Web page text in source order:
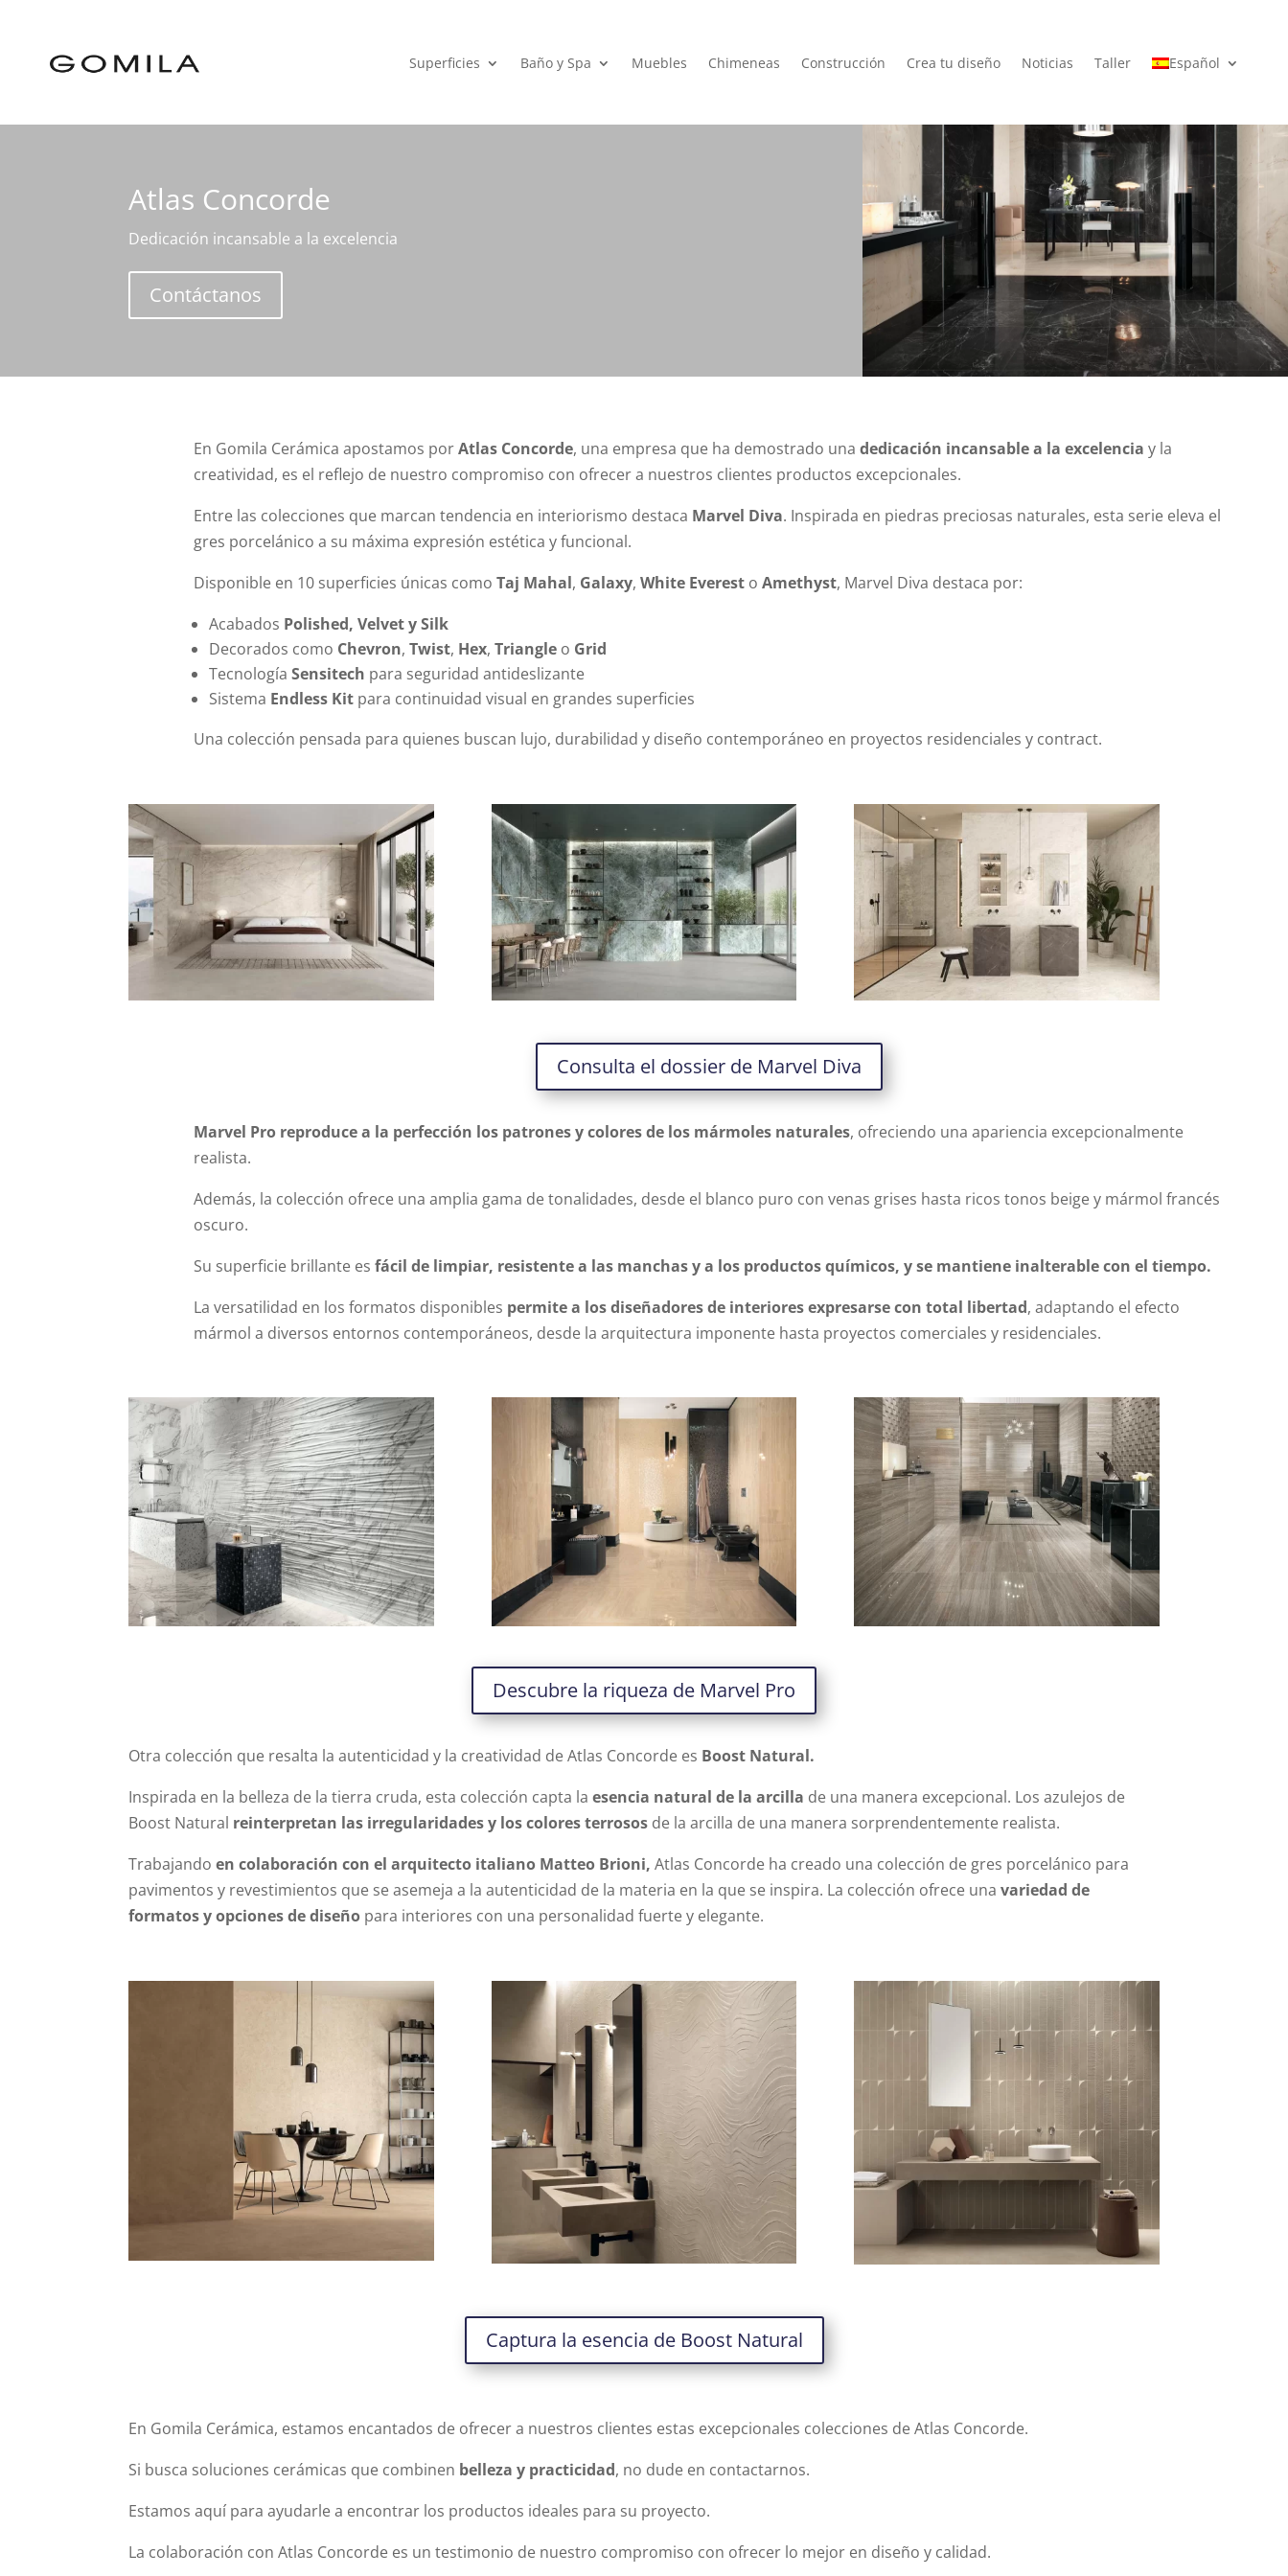
Superficies Baño y Spa Muebles Chimeneas Construcción Crea tu diseño Noticias Taller Español
Atlas Concorde
Dedicación incansable a la excelencia
Contáctanos
En Gomila Cerámica apostamos porAtlas Concorde, una empresa que ha demostrado una dedicación incansable a la excelencia y la
creatividad, es el reflejo de nuestro compromiso con ofrecer a nuestros clientes productos excepcionales.
Entre las colecciones que marcan tendencia en interiorismo destaca Marvel Diva. Inspirada en piedras preciosas naturales, esta serie eleva el
gres porcelánico a su máxima expresión estética y funcional.
Disponible en 10 superficies únicas como Taj Mahal, Galaxy, White Everest o Amethyst, Marvel Diva destaca por:
Acabados Polished, Velvet y Silk
Decorados como Chevron, Twist, Hex, Triangle o Grid
Tecnología Sensitech para seguridad antideslizante
Sistema Endless Kit para continuidad visual en grandes superficies
Una colección pensada para quienes buscan lujo, durabilidad y diseño contemporáneo en proyectos residenciales y contract.
Consulta el dossier de Marvel Diva
Marvel Pro reproduce a la perfección los patrones y colores de los mármoles naturales, ofreciendo una apariencia excepcionalmente
realista.
Además, la colección ofrece una amplia gama de tonalidades, desde el blanco puro con venas grises hasta ricos tonos beige y mármol francés
oscuro.
Su superficie brillante es fácil de limpiar, resistente a las manchas y a los productos químicos, y se mantiene inalterable con el tiempo.
La versatilidad en los formatos disponibles permite a los diseñadores de interiores expresarse con total libertad, adaptando el efecto
mármol a diversos entornos contemporáneos, desde la arquitectura imponente hasta proyectos comerciales y residenciales.
Descubre la riqueza de Marvel Pro
Otra colección que resalta la autenticidad y la creatividad de Atlas Concorde es Boost Natural.
Inspirada en la belleza de la tierra cruda, esta colección capta laesencia natural de la arcilla de una manera excepcional. Los azulejos de
Boost Natural reinterpretan las irregularidades y los colores terrosos de la arcilla de una manera sorprendentemente realista.
Trabajandoen colaboración con el arquitecto italiano Matteo Brioni, Atlas Concorde ha creado una colección de gres porcelánico para
pavimentos y revestimientos que se asemeja a la autenticidad de la materia en la que se inspira. La colección ofrece unavariedad de
formatos y opciones de diseño para interiores con una personalidad fuerte y elegante.
Captura la esencia de Boost Natural
En Gomila Cerámica, estamos encantados de ofrecer a nuestros clientes estas excepcionales colecciones de Atlas Concorde.
Si busca soluciones cerámicas que combinen belleza y practicidad, no dude en contactarnos.
Estamos aquí para ayudarle a encontrar los productos ideales para su proyecto.
La colaboración con Atlas Concorde es un testimonio de nuestro compromiso con ofrecer lo mejor en diseño y calidad.